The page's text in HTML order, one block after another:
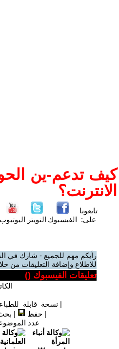
كيف تدعم-ين
الانترنت؟
تابعونا
على: الفيسبوك التويتر اليوتيوب
رأيكم مهم للجميع - شارك في
للاطلاع وإضافة التعليقات من
تعليقات الفيسبوك ()
| نسخة قابلة
|حفظ |
عدد